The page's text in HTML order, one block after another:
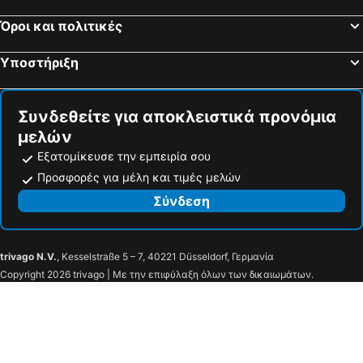
Russell Court Hotel
Arlington Hotel
Moxy Dublin City
Clayton Hotel Leopardstown
Beckett Locke
The Samuel Hotel
Cassidys Hotel
Clayton Hotel Dublin Airport Central
St Helen's Hotel, Dublin
Carlton Hotel Blanchardstown
Randles Hotel
Gullane's Hotel
Shamrock Lodge Hotel
Radisson Blu Hotel, Athlone
Sheraton Athlone Hotel
Shalom
Claregalway Hotel
Maldron Hotel Oranmore Galway
Coach House
Όροι και πολιτικές
Υποστήριξη
Συνδεθείτε για αποκλειστικά προνόμια
μελών
Εξατομίκευσε την εμπειρία σου
Προσφορές για μέλη και τιμές μελών
Σύνδεση
trivago N.V., Kesselstraße 5 – 7, 40221 Düsseldorf, Γερμανία
Copyright 2026 trivago | Με την επιφύλαξη όλων των δικαιωμάτων.